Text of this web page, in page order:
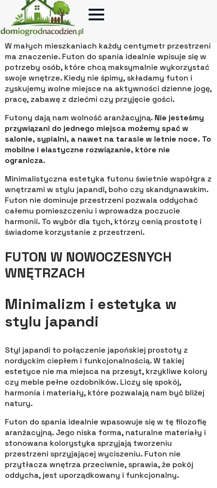
elastyczność aranżacyjna
W małych mieszkaniach każdy centymetr przestrzeni
ma znaczenie. Futon do spania idealnie wpisuje się w
potrzeby osób, które chcą maksymalnie wykorzystać
swoje wnętrze. Kiedy nie śpimy, składamy futon i
zyskujemy wolne miejsce na aktywności dzienne jogę,
pracę, zabawę z dziećmi czy przyjęcie gości.
Futony dają nam wolność aranżacyjną. Nie jesteśmy
przywiązani do jednego miejsca możemy spać w
salonie, sypialni, a nawet na tarasie w letnie noce. To
mobilne i elastyczne rozwiązanie, które nie
ogranicza.
Minimalistyczna estetyka futonu świetnie współgra z
wnętrzami w stylu japandi, boho czy skandynawskim.
Futon nie dominuje przestrzeni pozwala oddychać
całemu pomieszczeniu i wprowadza poczucie
harmonii. To wybór dla tych, którzy cenią prostotę i
świadome korzystanie z przestrzeni.
FUTON W NOWOCZESNYCH
WNĘTRZACH
Minimalizm i estetyka w
stylu japandi
Styl japandi to połączenie japońskiej prostoty z
nordyckim ciepłem i funkcjonalnością. W takiej
estetyce nie ma miejsca na przesyt, krzykliwe kolory
czy meble pełne ozdobników. Liczy się spokój,
harmonia i materiały, które pozwalają nam być bliżej
natury.
Futon do spania idealnie wpasowuje się w tę filozofię
aranżacyjną. Jego niska forma, naturalne materiały i
stonowana kolorystyka sprzyjają tworzeniu
przestrzeni sprzyjającej wyciszeniu. Futon nie
przytłacza wnętrza przeciwnie, sprawia, że pokój
oddycha, jest uporządkowany i funkcjonalny.